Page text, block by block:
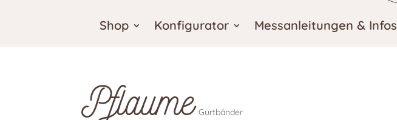
Shop Konfigurator Messanleitungen & Infos
Pflaume Gurtbänder